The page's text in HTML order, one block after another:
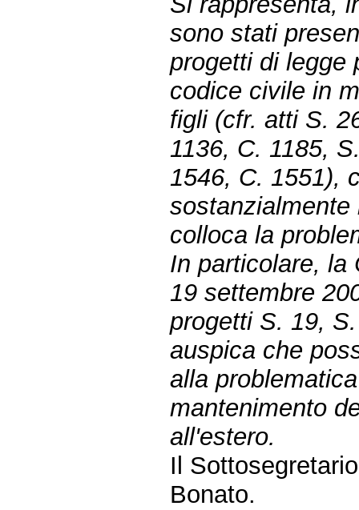
sono stati
progetti di legge
codice civile in
figli (cfr. atti S.
1136, C. 1185,
1546, C. 1551),
colloca la
In particolare, la
19 settembre
progetti S. 19,
auspica che
alla
mantenimento
all'estero.
Il
Bonato.